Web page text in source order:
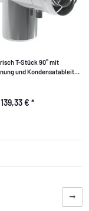
T-Stück 90° mit
und Kondensatableiter
139,33 € *